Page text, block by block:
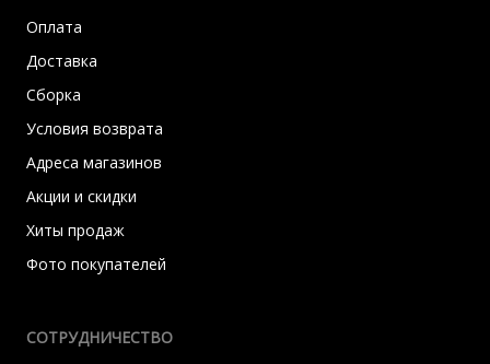
Оплата
Доставка
Сборка
Условия возврата
Адреса магазинов
Акции и скидки
Хиты продаж
Фото покупателей
СОТРУДНИЧЕСТВО